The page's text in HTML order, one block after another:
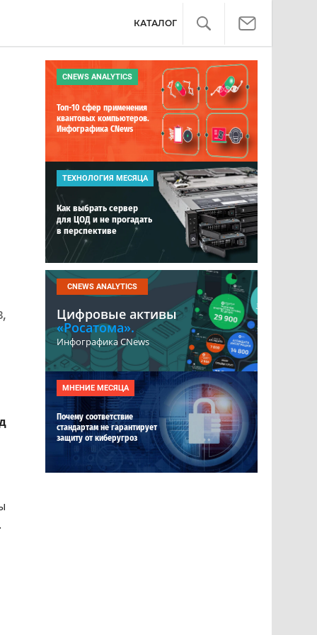
КАТАЛОГ
CNEWS ANALYTICS
Топ-10 сфер применения
квантовых компьютеров.
Инфографика CNews
ТЕХНОЛОГИЯ МЕСЯЦА
Как выбрать сервер
для ЦОД и не прогадать
в перспективе
CNEWS ANALYTICS
Цифровые активы
«Росатома».
Инфографика CNews
МНЕНИЕ МЕСЯЦА
Почему соответствие
стандартам не гарантирует
защиту от киберугроз